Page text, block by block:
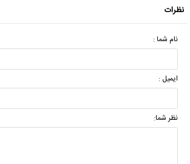
نظرات
نام شما :
ایمیل :
نظر شما: